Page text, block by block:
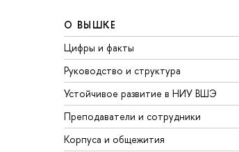
О ВЫШКЕ
Цифры и факты
Руководство и структура
Устойчивое развитие в НИУ ВШЭ
Преподаватели и сотрудники
Корпуса и общежития